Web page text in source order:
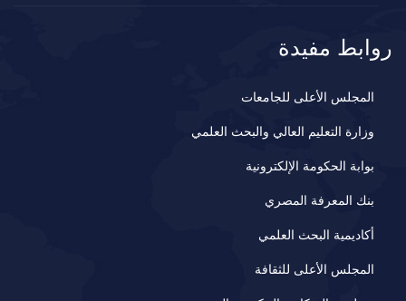
روابط مفيدة
المجلس الأعلى للجامعات
وزارة التعليم العالي والبحث العلمي
بوابة الحكومة الإلكترونية
بنك المعرفة المصري
أكاديمية البحث العلمي
المجلس الأعلى للثقافة